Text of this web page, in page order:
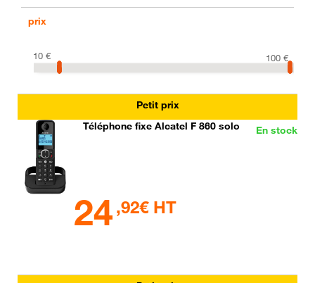
prix
10 € 100 €
Petit prix
En stock
Téléphone fixe Alcatel F 860 solo
24 ,92€ HT